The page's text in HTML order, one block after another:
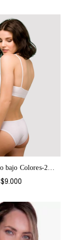
Vedetina tiro bajo Colores-2065
$9.000